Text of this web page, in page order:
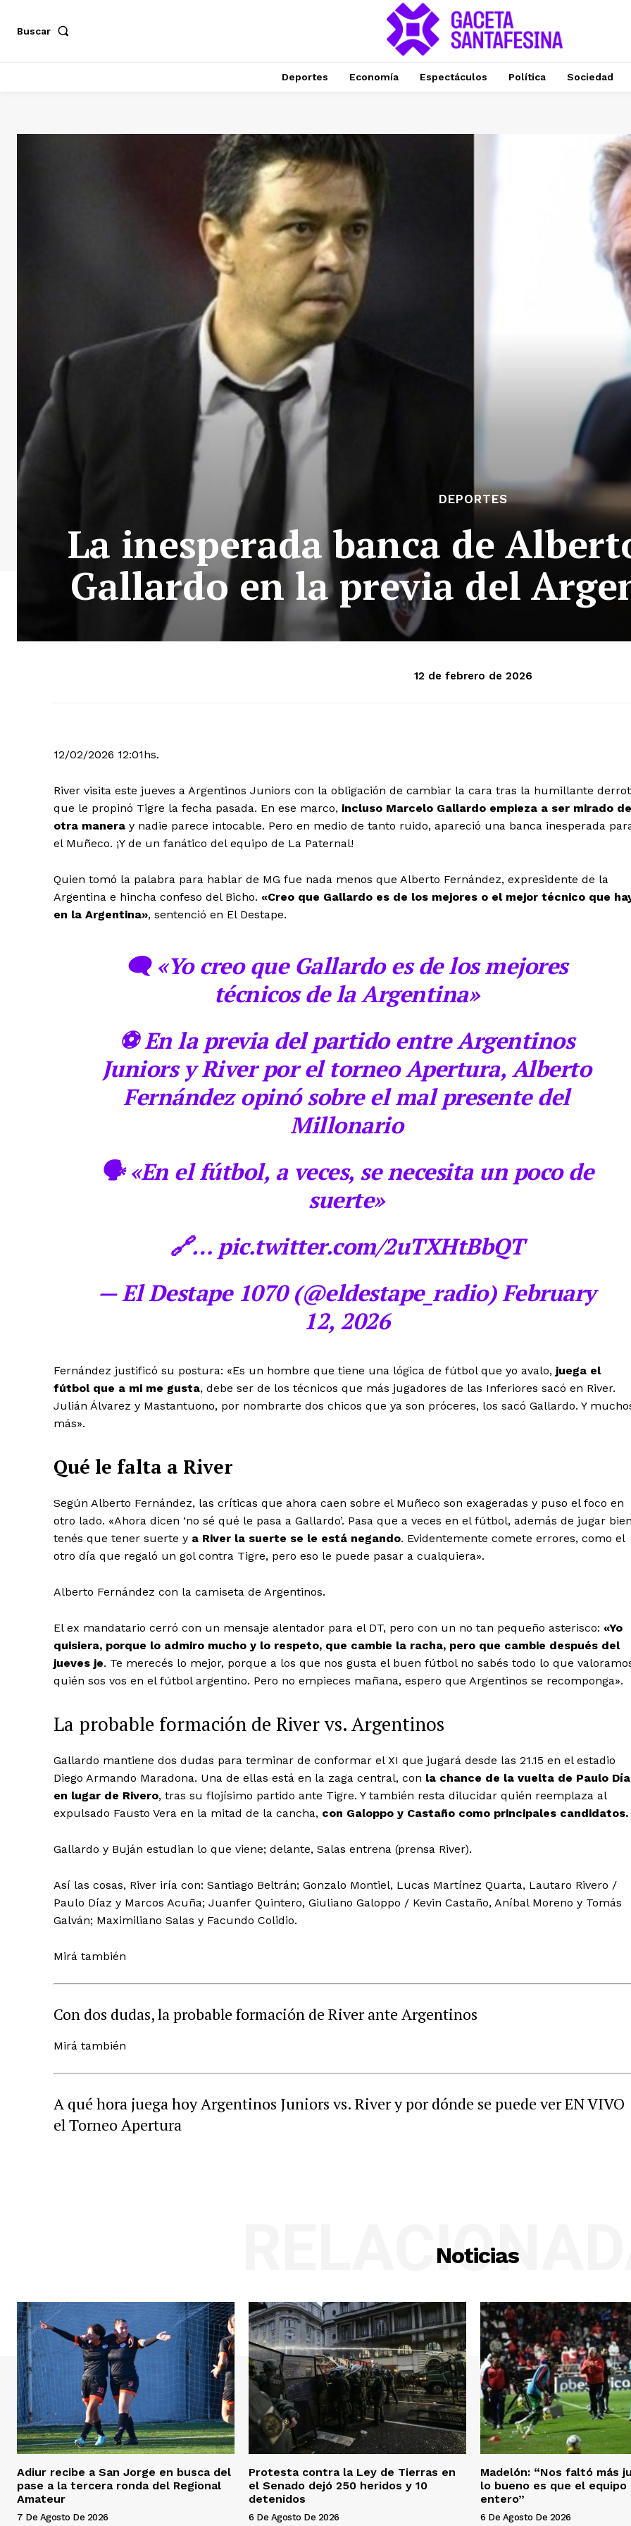
Buscar
Deportes Economía Espectáculos Política Sociedad
DEPORTES
La inesperada banca de
Gallardo en la previa del
12 de febrero de 2026
12/02/2026 12:01hs.
River visita este jueves a Argentinos Juniors con la obligación de cambiar la cara tras la humillante
que le propinó Tigre la fecha pasada. En ese marco, incluso Marcelo Gallardo empieza a ser mirado de
otra manera y nadie parece intocable. Pero en medio de tanto ruido, apareció una banca inesperada
el Muñeco. ¡Y de un fanático del equipo de La Paternal!
Quien tomó la palabra para hablar de MG fue nada menos que Alberto Fernández, expresidente de la
Argentina e hincha confeso del Bicho. «Creo que Gallardo es de los mejores o el mejor técnico que
en la Argentina», sentenció en El Destape.
🗨️ «Yo creo que Gallardo es de los mejores
técnicos de la Argentina»
⚽️ En la previa del partido entre Argentinos
Juniors y River por el torneo Apertura, Alberto
Fernández opinó sobre el mal presente del
Millonario
🗣️ «En el fútbol, a veces, se necesita un poco de
suerte»
🔗… pic.twitter.com/2uTXHtBbQT
— El Destape 1070 (@eldestape_radio) February
12, 2026
Fernández justificó su postura: «Es un hombre que tiene una lógica de fútbol que yo avalo, juega el
fútbol que a mi me gusta, debe ser de los técnicos que más jugadores de las Inferiores sacó en River.
Julián Álvarez y Mastantuono, por nombrarte dos chicos que ya son próceres, los sacó Gallardo. Y
más».
Qué le falta a River
Según Alberto Fernández, las críticas que ahora caen sobre el Muñeco son exageradas y puso el foco en
otro lado. «Ahora dicen ‘no sé qué le pasa a Gallardo’. Pasa que a veces en el fútbol, además de jugar
tenés que tener suerte y a River la suerte se le está negando. Evidentemente comete errores, como el
otro día que regaló un gol contra Tigre, pero eso le puede pasar a cualquiera».
Alberto Fernández con la camiseta de Argentinos.
El ex mandatario cerró con un mensaje alentador para el DT, pero con un no tan pequeño asterisco: «Yo
quisiera, porque lo admiro mucho y lo respeto, que cambie la racha, pero que cambie después del
jueves je. Te merecés lo mejor, porque a los que nos gusta el buen fútbol no sabés todo lo que
quién sos vos en el fútbol argentino. Pero no empieces mañana, espero que Argentinos se recomponga».
La probable formación de River vs. Argentinos
Gallardo mantiene dos dudas para terminar de conformar el XI que jugará desde las 21.15 en el estadio
Diego Armando Maradona. Una de ellas está en la zaga central, con la chance de la vuelta de Paulo
en lugar de Rivero, tras su flojísimo partido ante Tigre. Y también resta dilucidar quién reemplaza al
expulsado Fausto Vera en la mitad de la cancha, con Galoppo y Castaño como principales candidatos.
Gallardo y Buján estudian lo que viene; delante, Salas entrena (prensa River).
Así las cosas, River iría con: Santiago Beltrán; Gonzalo Montiel, Lucas Martínez Quarta, Lautaro Rivero /
Paulo Díaz y Marcos Acuña; Juanfer Quintero, Giuliano Galoppo / Kevin Castaño, Aníbal Moreno y Tomás
Galván; Maximiliano Salas y Facundo Colidio.
Mirá también
Con dos dudas, la probable formación de River ante Argentinos
Mirá también
A qué hora juega hoy Argentinos Juniors vs. River y por dónde se puede ver EN VIVO
el Torneo Apertura
Noticias
Adiur recibe a San Jorge en busca del
pase a la tercera ronda del Regional
Amateur
7 De Agosto De 2026
Protesta contra la Ley de Tierras en
el Senado dejó 250 heridos y 10
detenidos
6 De Agosto De 2026
Madelón: “Nos faltó más
lo bueno es que el
entero”
6 De Agosto De 2026